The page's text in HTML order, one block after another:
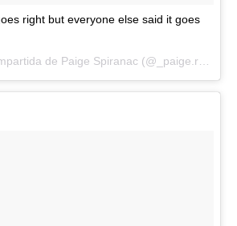
right but everyone else said it goes